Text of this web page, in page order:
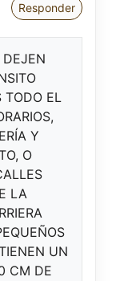
Responder
TODO EL
Y
O
LA
UN
CM DE